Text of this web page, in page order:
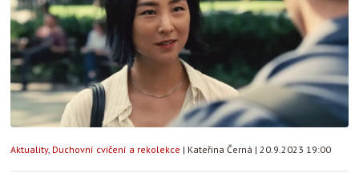
Aktuality, Duchovní cvičení a rekolekce | Kateřina Černá | 20.9.2023 19:00